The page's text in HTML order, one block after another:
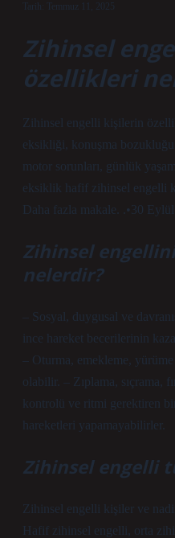
Tarih: Temmuz 11, 2025
Zihinsel
özellikleri
Zihinsel engelli kişilerin
eksikliği, konuşma
motor sorunları, günlük
eksiklik hafif zihinsel engelli
Daha fazla makale. .•30
Zihinsel
nelerdir?
– Sosyal, duygusal ve
ince hareket becerilerinin
– Oturma, emekleme,
olabilir. – Zıplama, sıçrama,
kontrolü ve ritmi gerektiren
hareketleri yapamayabilirler.
Zihinsel engelli
Zihinsel engelli kişiler ve
Hafif zihinsel engelli, orta